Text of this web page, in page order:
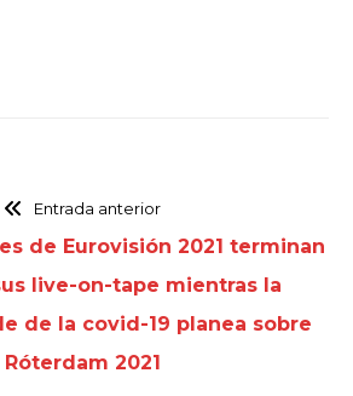
Entrada anterior
de Eurovisión 2021 terminan
live-on-tape mientras la
de la covid-19 planea sobre
Róterdam 2021